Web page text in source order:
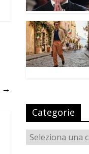
→
Categorie
Categorie